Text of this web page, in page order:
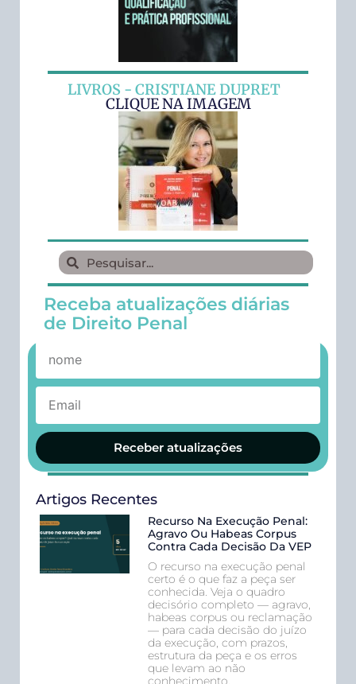
LIVROS - CRISTIANE DUPRET
CLIQUE NA IMAGEM
Receba atualizações diárias
de Direito Penal
Receber atualizações
Artigos Recentes
Recurso Na Execução Penal:
Agravo Ou Habeas Corpus
Contra Cada Decisão Da VEP
O recurso na execução penal
certo é o que faz a peça ser
conhecida. Veja o quadro
decisório completo — agravo,
habeas corpus ou reclamação
— para cada decisão do juízo
da execução, com prazos,
estrutura da peça e os erros
que levam ao não
conhecimento.